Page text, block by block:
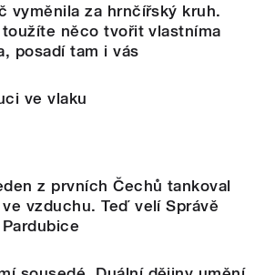
vyměnila za hrnčířský kruh.
toužíte něco tvořit vlastníma
posadí tam i vás
ve vlaku
z prvních Čechů tankoval
vzduchu. Teď velí Správě